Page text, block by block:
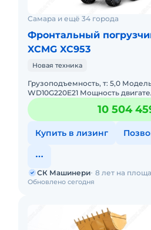
Самара и ещё 34 города
Фронтальный
XCMG XC953
Новая техника
Грузоподъемность, т: 5,0 Модель двигателя:
WD10G220E21 Мощность двигателя, л.с: 220 Мощность,
кВт: 162 Эксплуатационная масса, т: 17,0 Объем ковша,
м: 3,0
10 504
Купить в лизинг
Обновлено сегодня
СК Машинери 8 лет на